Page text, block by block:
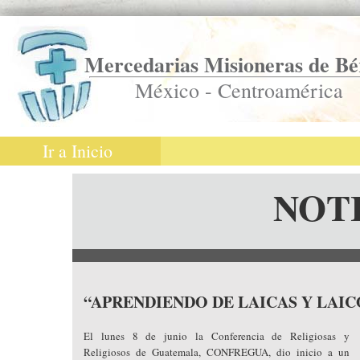
Mercedarias Misioneras de
México - Centroamérica
Ir a Inicio
“APRENDIENDO DE LAICAS Y
El lunes 8 de junio la Conferencia de Religiosas y
Religiosos de Guatemala, CONFREGUA, dio inicio a un